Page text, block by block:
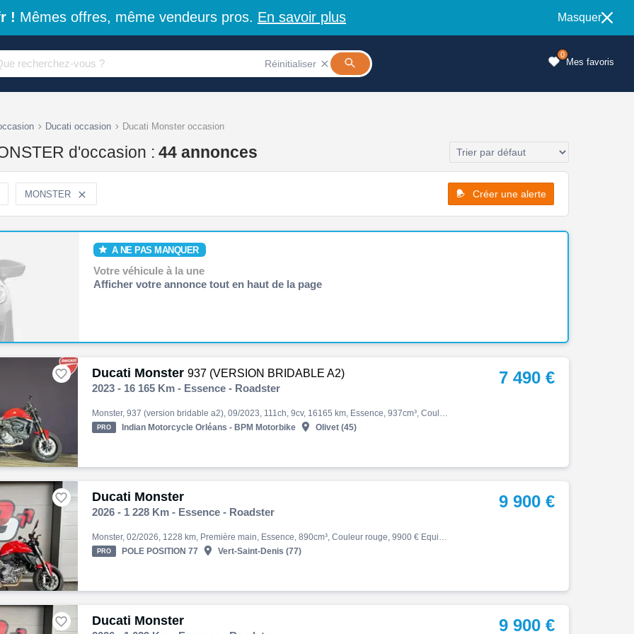
! Mêmes offres, même vendeurs pros. En savoir plus Masquer
Réinitialiser  Mes favoris
0
Ducati occasion Ducati Monster occasion
d'occasion : 44 annonces
MONSTER  Créer une alerte
A NE PAS MANQUER
Votre véhicule à la une
Afficher votre annonce tout en haut de la page
Ducati Monster 937 (VERSION BRIDABLE A2)

2023 - 16 165 Km - Essence - Roadster
Monster, 937 (version bridable a2), 09/2023, 111ch, 9cv, 16165 km, Essence, 937cm³, Couleur rouge, Garantie 3 mois, 7490 € Equipements : Ducati Red|ABS|Accélérateur électronique|Antidémarrage électronique|Antipatinage|Anti-wheeling|Bequille latérale|Commande ordinateur de bord a…
PRO Indian Motorcycle Orléans - BPM Motorbike  Olivet (45)
7 490 €
Ducati Monster

2026 - 1 228 Km - Essence - Roadster
Monster, 02/2026, 1228 km, Première main, Essence, 890cm³, Couleur rouge, 9900 € Equipements : MOTO EN TRES BON ETAT MOTEUR: V2 - 90°, 4 soupapes par cylindre, système de distribution variable à l'admission, refroidissement liquide CYLINDRÉE: 890 cc PUISSANCE: 111 ch à 9 000 trs…
PRO POLE POSITION 77  Vert-Saint-Denis (77)
9 900 €
Ducati Monster
 9 900 €